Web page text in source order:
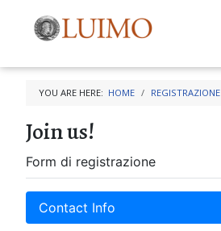
YOU ARE HERE: HOME REGISTRAZIONE
Join us!
Form di registrazione
Contact Info